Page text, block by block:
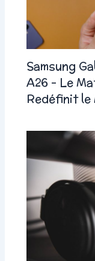
Samsung
A26 – Le
Redéfinit le